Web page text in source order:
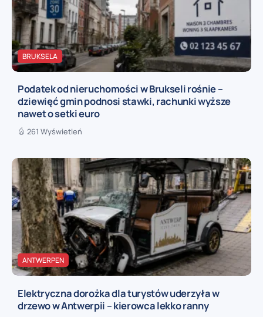
BRUKSELA
Podatek od nieruchomości w Brukseli rośnie –
dziewięć gmin podnosi stawki, rachunki wyższe
nawet o setki euro
261 Wyświetleń
ANTWERPEN
Elektryczna dorożka dla turystów uderzyła w
drzewo w Antwerpii – kierowca lekko ranny